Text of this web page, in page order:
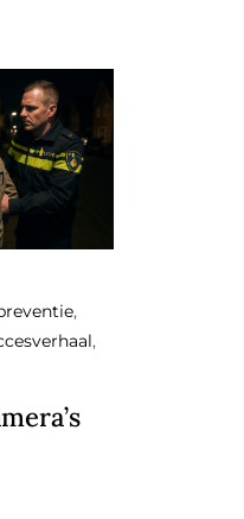
,
,